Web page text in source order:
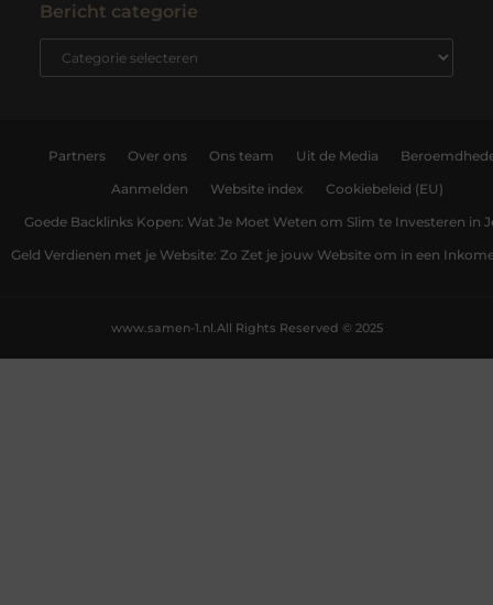
Bericht categorie
Partners Over ons Ons team Uit de Media
Aanmelden Website index Cookiebeleid (EU)
Goede Backlinks Kopen: Wat Je Moet Weten om Slim te Investeren in
Geld Verdienen met je Website: Zo Zet je jouw Website om in een
All Rights Reserved © 2025
www.samen-1.nl.